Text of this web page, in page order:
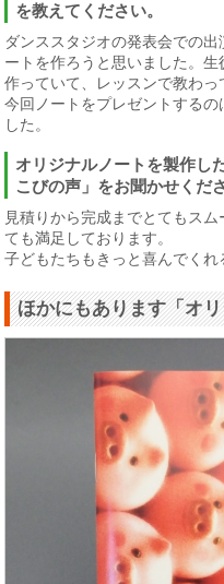
を教えてください。
ダンススタジオの発表会での
ートを作ろうと思いました。
作っていて、レッスンで教わっ
今回ノートをプレゼントする
した。
オリジナルノートを製作し
こびの声」をお聞かせくだ
見積りから完成までとてもス
ても満足しております。
子どもたちもきっと喜んでくれ
ほかにもあります「オ